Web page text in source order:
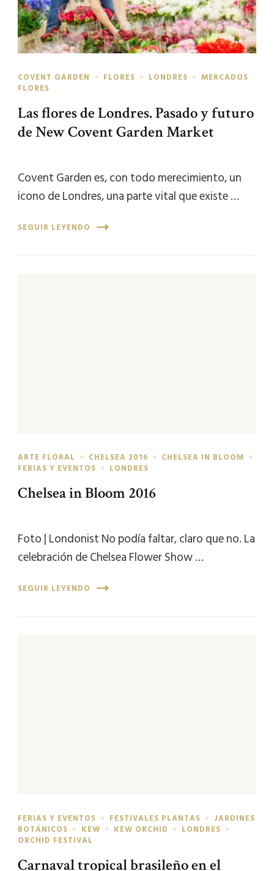
COVENT GARDEN FLORES LONDRES
MERCADOS
FLORES
Las flores de Londres. Pasado y futuro
de New Covent Garden Market
Covent Garden es, con todo merecimiento, un
icono de Londres, una parte vital que existe …
SEGUIR LEYENDO
ARTE FLORAL CHELSEA 2016
CHELSEA IN BLOOM
FERIAS Y EVENTOS
LONDRES
Chelsea in Bloom 2016
Foto | Londonist No podía faltar, claro que no. La
celebración de Chelsea Flower Show …
SEGUIR LEYENDO
FERIAS Y EVENTOS FESTIVALES PLANTAS
JARDINES
BOTÁNICOS
KEW KEW ORCHID
LONDRES
ORCHID FESTIVAL
Carnaval tropical brasileño en el